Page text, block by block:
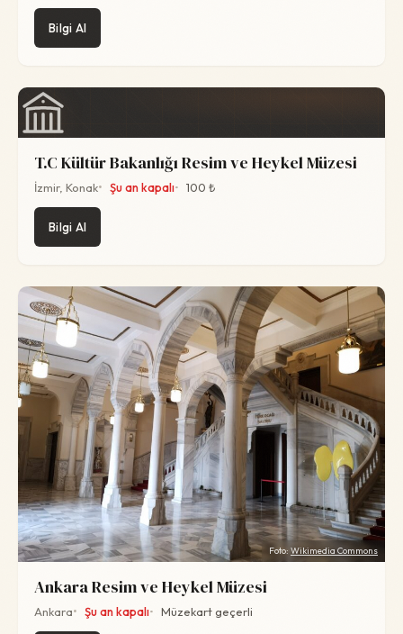
Bilgi Al
T.C Kültür Bakanlığı Resim ve Heykel Müzesi
İzmir, Konak Şu an kapalı 100 ₺
Bilgi Al
Foto: Wikimedia Commons
Ankara Resim ve Heykel Müzesi
Ankara Şu an kapalı Müzekart geçerli